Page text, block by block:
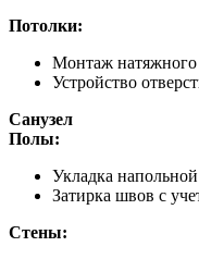
Потолки:
Монтаж натяжного
Устройство
Санузел
Полы:
Укладка
Затирка швов с
Стены: